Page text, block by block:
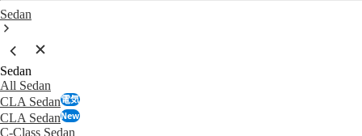
Sedan
Sedan
All Sedan
CLA Sedan電気
CLA SedanNew
C-Class Sedan